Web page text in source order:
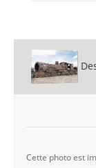
Cette photo est